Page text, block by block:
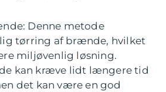
Denne metode
tørring af brænde, hvilket
miljøvenlig løsning.
kan kræve lidt længere tid
det kan være en god